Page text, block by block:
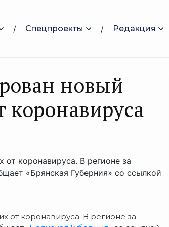
Спецпроекты Редакция
новый
коронавируса. В регионе за
«Брянская Губерния» со ссылкой
от коронавируса. В регионе за